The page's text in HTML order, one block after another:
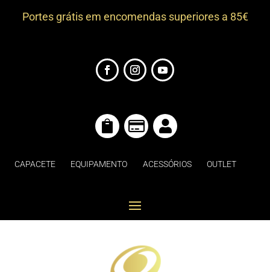
Portes grátis em encomendas superiores a 85€
  
CAPACETE EQUIPAMENTO ACESSÓRIOS OUTLET